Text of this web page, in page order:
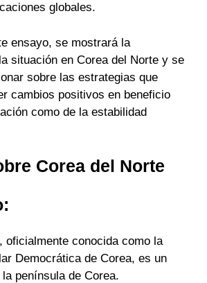
globales.
ensayo, se mostrará la
situación en Corea del Norte y se
sobre las estrategias que
cambios positivos en beneficio
como de la estabilidad
Corea del Norte
oficialmente conocida como la
Democrática de Corea, es un
península de Corea.